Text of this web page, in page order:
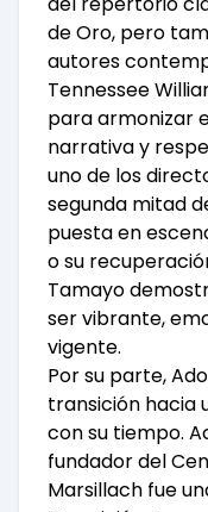
de Oro, pero
autores
Tennessee
para armonizar
narrativa y
uno de los
segunda mitad
puesta en
o su
Tamayo
ser vibrante,
vigente.
Por su parte,
transición hacia
con su tiempo.
fundador del
Marsillach fue